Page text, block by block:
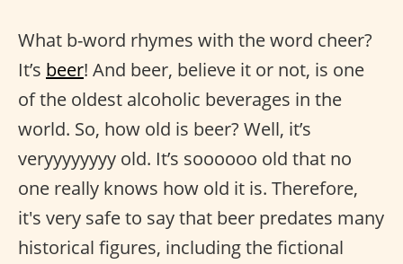
What b-word rhymes with the word cheer?
It’s beer! And beer, believe it or not, is one
of the oldest alcoholic beverages in the
world. So, how old is beer? Well, it’s
veryyyyyyyy old. It’s soooooo old that no
one really knows how old it is. Therefore,
it's very safe to say that beer predates many
historical figures, including the fictional